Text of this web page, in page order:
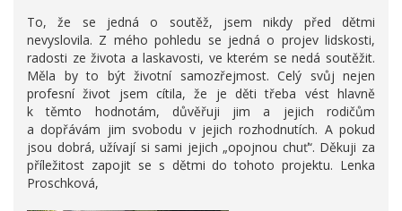
To, že se jedná o soutěž, jsem nikdy před dětmi
nevyslovila. Z mého pohledu se jedná o projev lidskosti,
radosti ze života a laskavosti, ve kterém se nedá soutěžit.
Měla by to být životní samozřejmost. Celý svůj nejen
profesní život jsem cítila, že je děti třeba vést hlavně
k těmto hodnotám, důvěřuji jim a jejich rodičům
a dopřávám jim svobodu v jejich rozhodnutích. A pokud
jsou dobrá, užívají si sami jejich „opojnou chuť“. Děkuji za
příležitost zapojit se s dětmi do tohoto projektu. Lenka
Proschková,